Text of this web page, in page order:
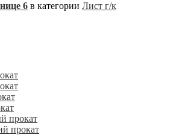
6 в категории Лист г/к
прокат
прокат